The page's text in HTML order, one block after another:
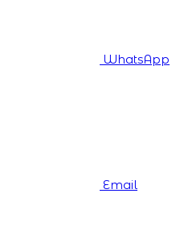
WhatsApp
Email